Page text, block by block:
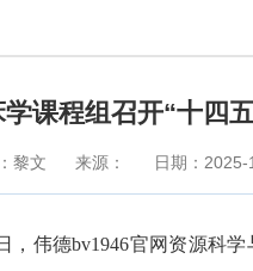
课程组召开“十四
黎文 来源： 日期：2025-
，伟德bv1946官网资源科